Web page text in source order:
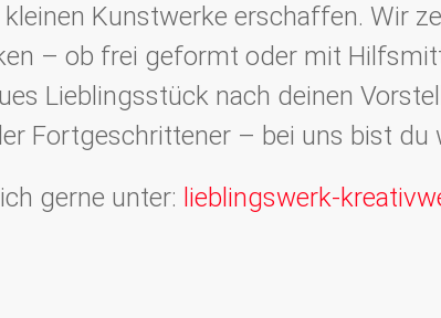
Kunstwerke erschaffen. Wir
– ob frei geformt oder mit
Lieblingsstück nach deinen
Fortgeschrittener – bei uns bist du
gerne unter: lieblingswerk-